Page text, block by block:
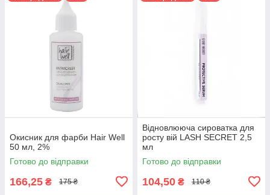
Окисник для фарби Hair Well
50 мл, 2%
Готово до відправки
166,25 ₴ 175 ₴
Відновлююча сироватка для
росту вій LASH SECRET 2,5
мл
Готово до відправки
104,50 ₴ 110 ₴